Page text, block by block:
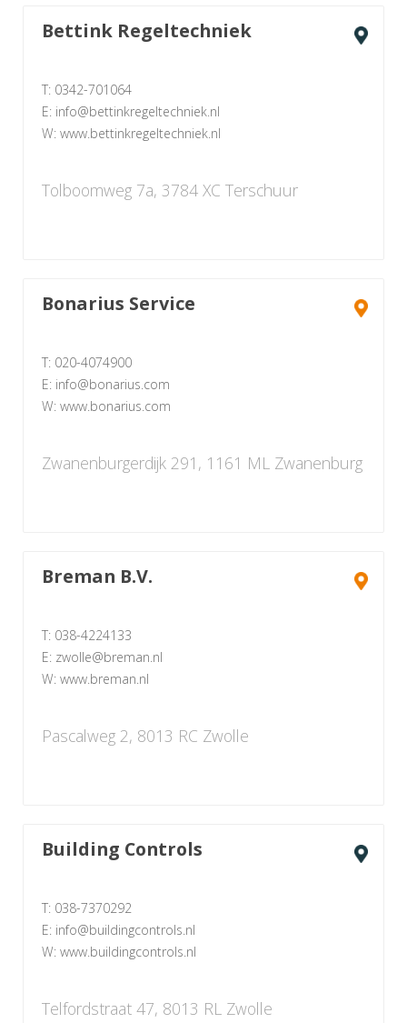
Bettink Regeltechniek
T: 0342-701064
E: info@bettinkregeltechniek.nl
W: www.bettinkregeltechniek.nl
Tolboomweg 7a, 3784 XC Terschuur
Bonarius Service
T: 020-4074900
E: info@bonarius.com
W: www.bonarius.com
Zwanenburgerdijk 291, 1161 ML Zwanenburg
Breman B.V.
T: 038-4224133
E: zwolle@breman.nl
W: www.breman.nl
Pascalweg 2, 8013 RC Zwolle
Building Controls
T: 038-7370292
E: info@buildingcontrols.nl
W: www.buildingcontrols.nl
Telfordstraat 47, 8013 RL Zwolle